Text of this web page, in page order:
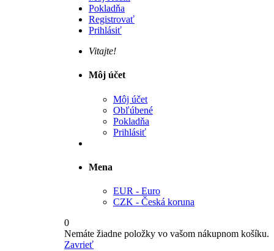
Pokladňa
Registrovať
Prihlásiť
Vitajte!
Môj účet
Môj účet
Obľúbené
Pokladňa
Prihlásiť
Mena
EUR - Euro
CZK - Česká koruna
0
Nemáte žiadne položky vo vašom nákupnom košíku.
Zavrieť